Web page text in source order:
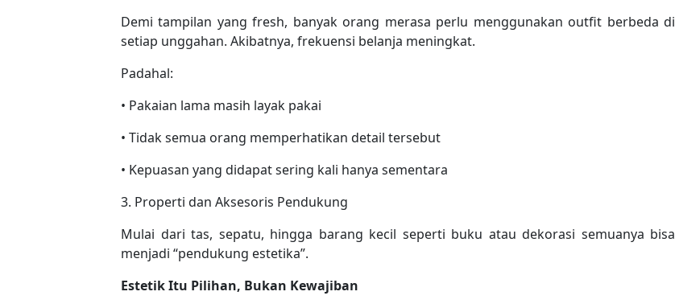
Demi tampilan yang fresh, banyak orang merasa perlu menggunakan outfit berbeda di
setiap unggahan. Akibatnya, frekuensi belanja meningkat.
Padahal:
• Pakaian lama masih layak pakai
• Tidak semua orang memperhatikan detail tersebut
• Kepuasan yang didapat sering kali hanya sementara
3. Properti dan Aksesoris Pendukung
Mulai dari tas, sepatu, hingga barang kecil seperti buku atau dekorasi semuanya bisa
menjadi “pendukung estetika”.
Estetik Itu Pilihan, Bukan Kewajiban